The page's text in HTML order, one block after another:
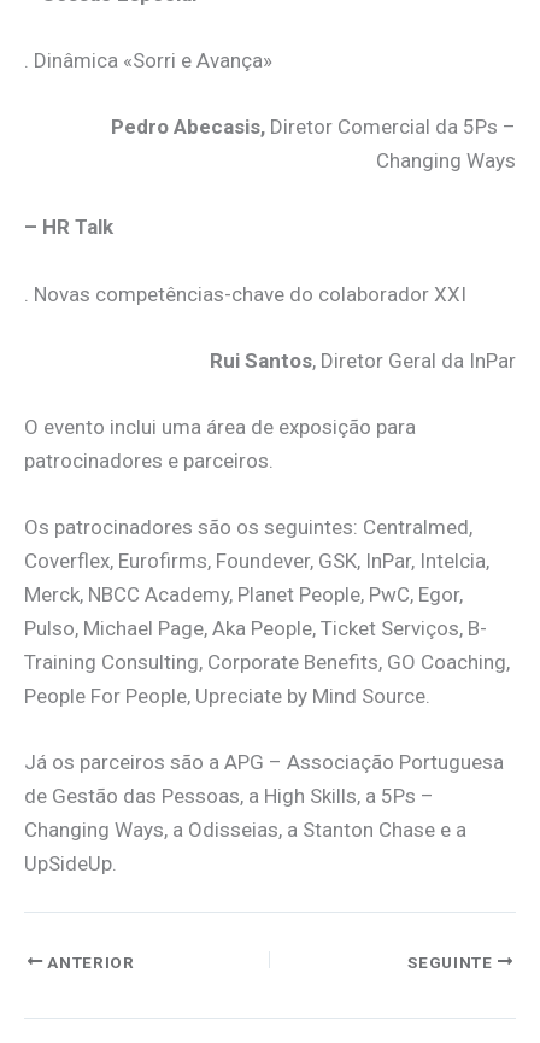
. Dinâmica «Sorri e Avança»
Pedro Abecasis, Diretor Comercial da 5Ps –
Changing Ways
– HR Talk
. Novas competências-chave do colaborador XXI
Rui Santos, Diretor Geral da InPar
O evento inclui uma área de exposição para
patrocinadores e parceiros.
Os patrocinadores são os seguintes: Centralmed,
Coverflex, Eurofirms, Foundever, GSK, InPar, Intelcia,
Merck, NBCC Academy, Planet People, PwC, Egor,
Pulso, Michael Page, Aka People, Ticket Serviços, B-
Training Consulting, Corporate Benefits, GO Coaching,
People For People, Upreciate by Mind Source.
Já os parceiros são a APG – Associação Portuguesa
de Gestão das Pessoas, a High Skills, a 5Ps –
Changing Ways, a Odisseias, a Stanton Chase e a
UpSideUp.
ANTERIOR SEGUINTE